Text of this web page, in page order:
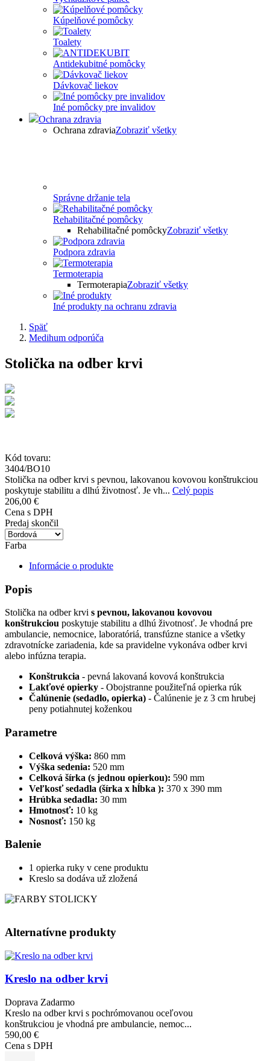
Kúpelňové pomôcky
Toalety
Antidekubitné pomôcky
Dávkovač liekov
Iné pomôcky pre invalidov
Ochrana zdravia
Ochrana zdraviaZobraziť všetky
Správne držanie tela
Rehabilitačné pomôcky
Rehabilitačné pomôckyZobraziť všetky
Podpora zdravia
Termoterapia
TermoterapiaZobraziť všetky
Iné produkty na ochranu zdravia
Späť
Medihum odporúča
Stolička na odber krvi
Kód tovaru:
3404/BO10
Stolička na odber krvi s pevnou, lakovanou kovovou konštrukciou
poskytuje stabilitu a dlhú životnosť. Je vh... Celý popis
206,00 €
Cena s DPH
Predaj skončil
Farba
Informácie o produkte
Popis
Stolička na odber krvi s pevnou, lakovanou kovovou
konštrukciou poskytuje stabilitu a dlhú životnosť. Je vhodná pre
ambulancie, nemocnice, laboratóriá, transfúzne stanice a všetky
zdravotnícke zariadenia, kde sa pravidelne vykonáva odber krvi
alebo infúzna terapia.
Konštrukcia - pevná lakovaná kovová konštrukcia
Lakťové opierky - Obojstranne použiteľná opierka rúk
Čalúnenie (sedadlo, opierka) - Čalúnenie je z 3 cm hrubej
peny potiahnutej koženkou
Parametre
Celková výška: 860 mm
Výška sedenia: 520 mm
Celková šírka (s jednou opierkou): 590 mm
Veľkosť sedadla (šírka x hĺbka ): 370 x 390 mm
Hrúbka sedadla: 30 mm
Hmotnosť: 10 kg
Nosnosť: 150 kg
Balenie
1 opierka ruky v cene produktu
Kreslo sa dodáva už zložená
Alternatívne produkty
Obrázok
Kreslo na odber krvi
Doprava Zadarmo
Kreslo na odber krvi s pochrómovanou oceľovou
konštrukciou je vhodná pre ambulancie, nemoc...
590,00 €
Cena s DPH